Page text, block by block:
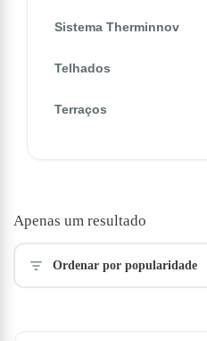
Sistema Therminnov
Telhados
Terraços
Apenas um resultado
Ordenar por popularidade